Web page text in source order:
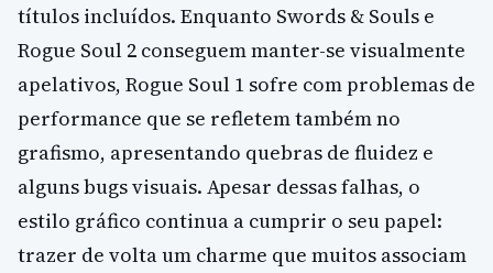
títulos incluídos. Enquanto Swords & Souls e
Rogue Soul 2 conseguem manter-se visualmente
apelativos, Rogue Soul 1 sofre com problemas de
performance que se refletem também no
grafismo, apresentando quebras de fluidez e
alguns bugs visuais. Apesar dessas falhas, o
estilo gráfico continua a cumprir o seu papel:
trazer de volta um charme que muitos associam